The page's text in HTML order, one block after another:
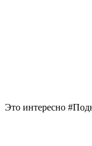
Это интересно